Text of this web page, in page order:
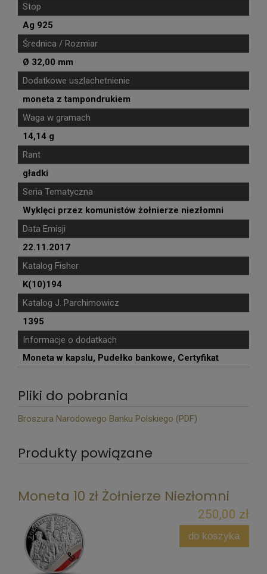
Stop
Ag 925
Średnica / Rozmiar
Ø 32,00 mm
Dodatkowe uszlachetnienie
moneta z tampondrukiem
Waga w gramach
14,14 g
Rant
gładki
Seria Tematyczna
Wyklęci przez komunistów żołnierze niezłomni
Data Emisji
22.11.2017
Katalog Fisher
K(10)194
Katalog J. Parchimowicz
1395
Informacje o dodatkach
Moneta w kapslu, Pudełko bankowe, Certyfikat
Pliki do pobrania
Broszura Narodowego Banku Polskiego (PDF)
Produkty powiązane
Moneta 10 zł Żołnierze Niezłomni
250,00 zł
do koszyka